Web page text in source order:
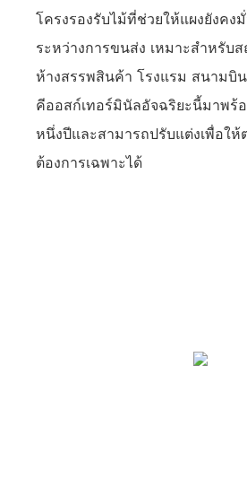
โครงรองรับไม้ที่ช่วยให้แผงยังคง
ระหว่างการขนส่ง เหมาะสำหรับ
ห้างสรรพสินค้า โรงแรม สนามบิ
คีออสก์เทอร์มินัลอัจฉริยะนี้มาพร้
หนึ่งปีและสามารถปรับแต่งเพื่อให้
ต้องการเฉพาะได้